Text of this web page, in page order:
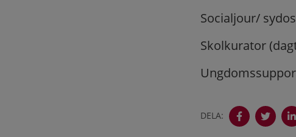
Socialjour/
Skolkurator
DELA: